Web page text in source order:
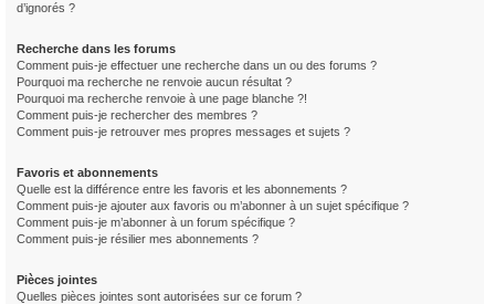
d’ignorés ?
Recherche dans les forums
Comment puis-je effectuer une recherche dans un ou des forums ?
Pourquoi ma recherche ne renvoie aucun résultat ?
Pourquoi ma recherche renvoie à une page blanche ?!
Comment puis-je rechercher des membres ?
Comment puis-je retrouver mes propres messages et sujets ?
Favoris et abonnements
Quelle est la différence entre les favoris et les abonnements ?
Comment puis-je ajouter aux favoris ou m’abonner à un sujet spécifique ?
Comment puis-je m’abonner à un forum spécifique ?
Comment puis-je résilier mes abonnements ?
Pièces jointes
Quelles pièces jointes sont autorisées sur ce forum ?